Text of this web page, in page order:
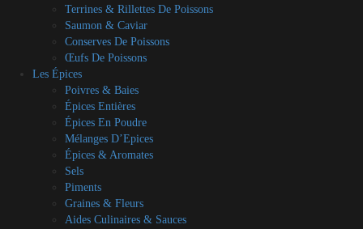
Terrines & Rillettes De Poissons
Saumon & Caviar
Conserves De Poissons
Œufs De Poissons
Les Épices
Poivres & Baies
Épices Entières
Épices En Poudre
Mélanges D’Epices
Épices & Aromates
Sels
Piments
Graines & Fleurs
Aides Culinaires & Sauces